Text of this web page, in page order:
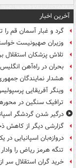
آخرین اخبار
گرد و غبار آسمان قم را
وزیران صهیونیست
تلاش پزشکان استقلال
بحران در راه‌آهن انگلیس
هشدار نمایندگان
وینگر آفریقایی
ترافیک سنگین در
درگیر شدن گردشگر
گزارشی دیگر از کاهش
دروازه‌بان اسپانیایی
تنگه هرمز ریاض را
خرید گران استقلال سر از